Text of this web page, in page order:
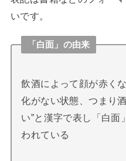
いです。
「白面」の由来
飲酒によって顔が赤く
化がない状態、つまり
い”と漢字で表し「白面
われている